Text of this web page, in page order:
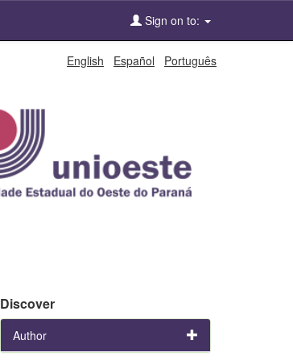
Sign on to:
English Español Português
Discover
Author